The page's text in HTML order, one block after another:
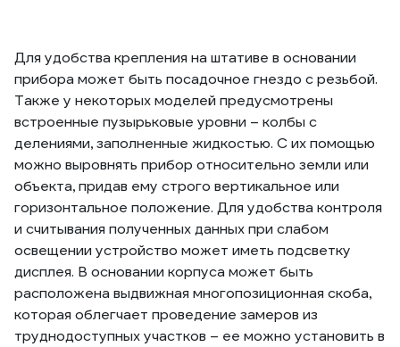
Для удобства крепления на штативе в основании
прибора может быть посадочное гнездо с резьбой.
Также у некоторых моделей предусмотрены
встроенные пузырьковые уровни – колбы с
делениями, заполненные жидкостью. С их помощью
можно выровнять прибор относительно земли или
объекта, придав ему строго вертикальное или
горизонтальное положение. Для удобства контроля
и считывания полученных данных при слабом
освещении устройство может иметь подсветку
дисплея. В основании корпуса может быть
расположена выдвижная многопозиционная скоба,
которая облегчает проведение замеров из
труднодоступных участков – ее можно установить в